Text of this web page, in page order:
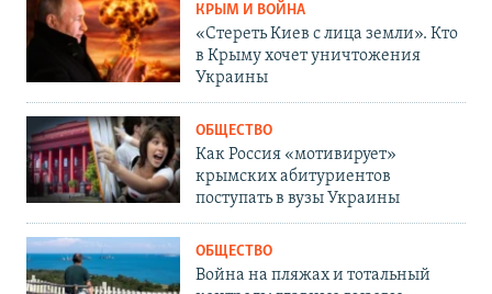
КРЫМ И ВОЙНА
«Стереть Киев с лица земли». Кто
в Крыму хочет уничтожения
Украины
ОБЩЕСТВО
Как Россия «мотивирует»
крымских абитуриентов
поступать в вузы Украины
ОБЩЕСТВО
Война на пляжах и тотальный